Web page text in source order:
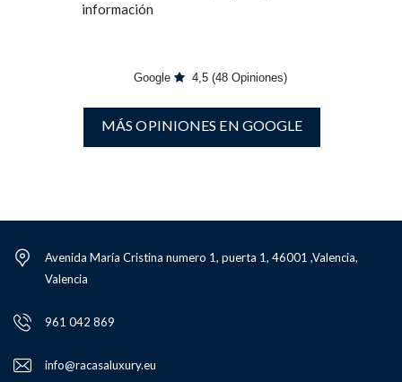
información
Google 4,5 (48 Opiniones)
MÁS OPINIONES EN GOOGLE
Avenida María Cristina numero 1, puerta 1, 46001 ,Valencia,
Valencia
961 042 869
info@racasaluxury.eu